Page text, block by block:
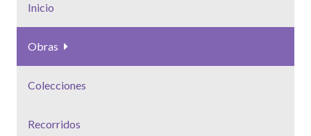
Inicio
Obras
Colecciones
Recorridos